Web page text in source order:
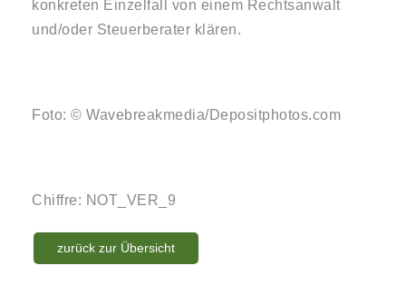
konkreten Einzelfall von einem Rechtsanwalt
und/oder Steuerberater klären.
Foto: © Wavebreakmedia/Depositphotos.com
Chiffre: NOT_VER_9
zurück zur Übersicht